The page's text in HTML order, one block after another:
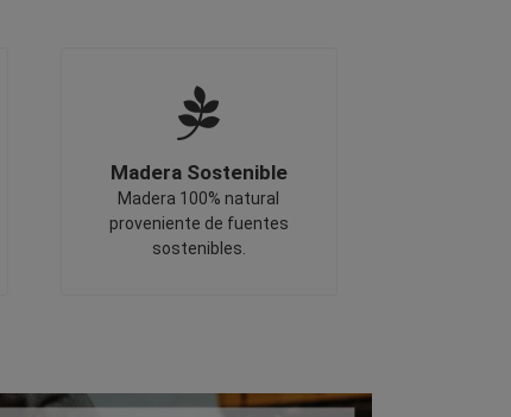
Madera Sostenible
Madera 100% natural
proveniente de fuentes
sostenibles.